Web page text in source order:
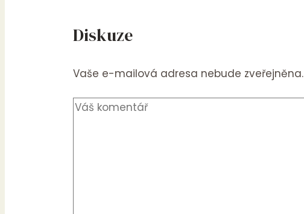
Diskuze
Vaše e-mailová adresa nebude zveřejněna.
Váš